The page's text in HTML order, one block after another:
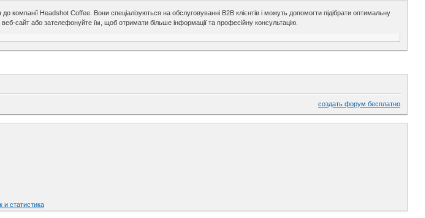
компанії Headshot Coffee. Вони спеціалізуються на обслуговуванні B2B клієнтів і можуть допомогти підібрати оптимальну
сайт або зателефонуйте їм, щоб отримати більше інформації та професійну консультацію.
создать форум бесплатно